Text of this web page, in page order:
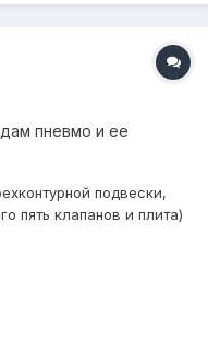
пневмо и ее
подвески,
пять клапанов и плита)
мех клапана. В
плита и